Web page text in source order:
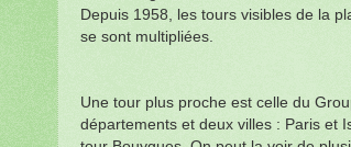
Depuis 1958, les tours visibles de la
se sont multipliées.
Une tour plus proche est celle du
départements et deux villes : Paris et